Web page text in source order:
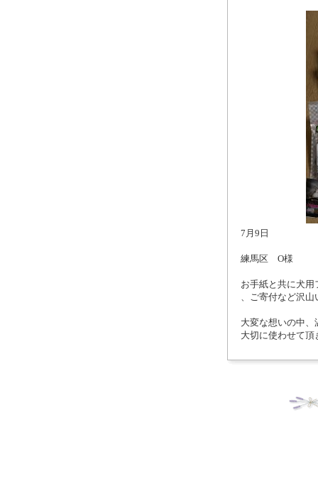
7月9日
練馬区 O様
お手紙と共に犬
、ご寄付など沢
大変な想いの中
大切に使わせて頂